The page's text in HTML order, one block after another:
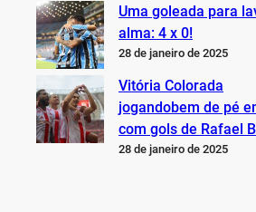
Uma goleada para
alma: 4 x 0!
28 de janeiro de 2025
Vitória Colorada
jogandobem de pé
com gols de Rafael
28 de janeiro de 2025